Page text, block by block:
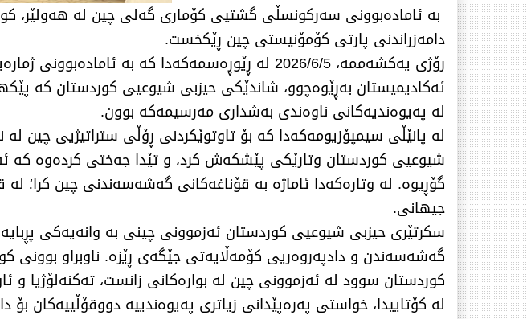
دامەزراندنی پارتی کۆمۆنیستی چین ڕێکخست.
رۆژی یەكشەممە، 2026/6/5 لە ڕێوڕەسمەکەدا کە بە
ئەکادیمیستان بەڕێوەچوو، شاندێکی حیزبی شیوعیی کوردستان کە
لە پەیوەندیەکانی ناوەندی بەشداری مەرسیمەکە بوون.
​لە پانێڵی سیمپۆزیومەکەدا کە بۆ تاوتوێکردنی ڕۆڵی ستراتیژیی چین
شیوعیی کوردستان وتارێکی پێشکەش کرد، و تێدا جەختی کردەوە کە
گۆڕیوە. لە وتارەکەدا ئاماژە بە قۆناغەکانی گەشەسەندنی چین کرا؛
جیهانی.
​سکرتێری حیزبی شیوعیی کوردستان ئەزموونی چینی بە وانەیەکی
گەشەسەندن و دادپەروەریی کۆمەڵایەتی جێگەی ڕێزە. ناوبراو
کوردستان سوود لە ئەزموونی چین لە بوارەکانی زانست، تەکنەلۆژیا و
لە کۆتاییدا، خواستی پەرەپێدانی زیاتری پەیوەندییە